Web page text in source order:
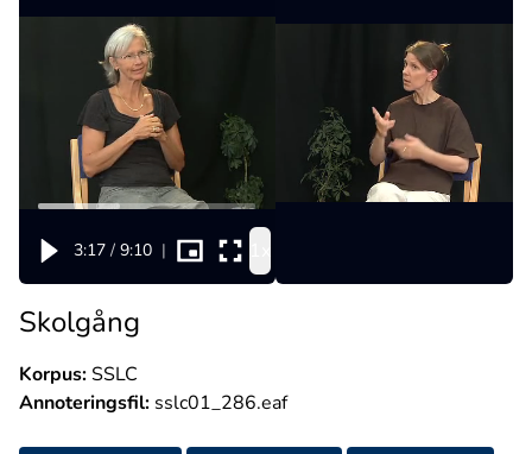
3:17 / 9:10 |
Skolgång
Korpus:SSLC
Annoteringsfil: sslc01_286.eaf